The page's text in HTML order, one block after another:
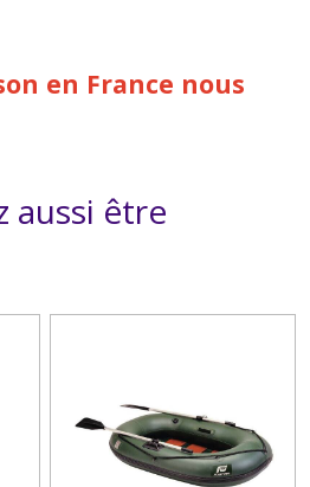
en France nous
aussi être